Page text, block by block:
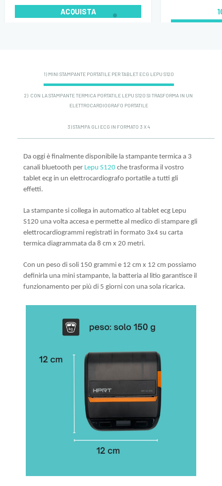
ACQUISTA
1) MINI STAMPANTE PORTATILE PER TABLET ECG LEPU S120
2) CON LA STAMPANTE TERMICA PORTATILE LEPU S120 SI TRASFORMA IN UN
ELETTROCARDIOGRAFO PORTATILE
3) STAMPA GLI ECG IN FORMATO 3 X 4
Da oggi è finalmente disponibile la stampante termica a 3
canali bluetooth per Lepu S120 che trasforma il vostro
tablet ecg in un elettrocardiografo portatile a tutti gli
effetti.
La stampante si collega in automatico al tablet ecg Lepu
S120 una volta accesa e permette al medico di stampare gli
elettrocardiogrammi registrati in formato 3x4 su carta
termica diagrammata da 8 cm x 20 metri.
Con un peso di soli 150 grammi e 12 cm x 12 cm possiamo
definirla una mini stampante, la batteria al litio garantisce il
funzionamento per più di 5 giorni con una sola ricarica.